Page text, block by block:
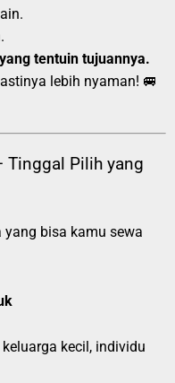
tentuin tujuannya.
lebih nyaman! 🚐
Tinggal Pilih yang
bisa kamu sewa
kecil, individu